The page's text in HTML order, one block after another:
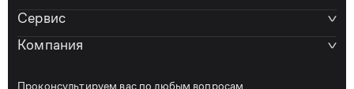
Сервис
Компания
Проконсультируем вас по любым вопросам.